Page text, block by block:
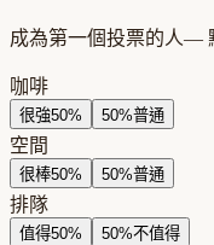
成為第一個投票的人—
咖啡
很強50% 50%普通
空間
很棒50% 50%普通
排隊
值得50% 50%不值得